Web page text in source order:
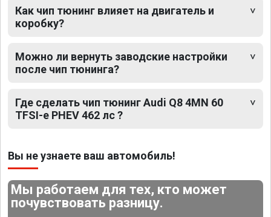
Как чип тюнинг влияет на двигатель и
коробку?
Можно ли вернуть заводские настройки
после чип тюнинга?
Где сделать чип тюнинг Audi Q8 4MN 60
TFSI-e PHEV 462 лс ?
Вы не узнаете ваш автомобиль!
Мы работаем для тех, кто может
почувствовать разницу.